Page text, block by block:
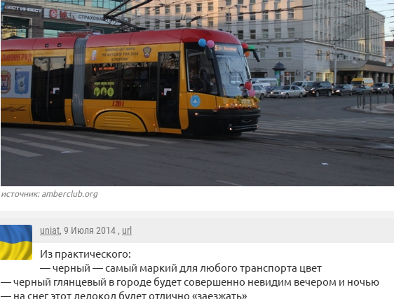
источник: amberclub.org
uniat, 9 Июля 2014 , url
Из практического:
— черный — самый маркий для любого транспорта цвет
— черный глянцевый в городе будет совершенно невидим вечером и ночью
— на снег этот ледокол будет отлично «заезжать»